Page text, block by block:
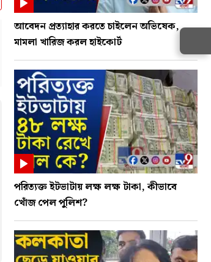
আবেদন প্রত্যাহার করতে চাইলেন অভিষেক,
মামলা খারিজ করল হাইকোর্ট
পরিত্যক্ত ইটভাটায় লক্ষ লক্ষ টাকা, কীভাবে
খোঁজ পেল পুলিশ?